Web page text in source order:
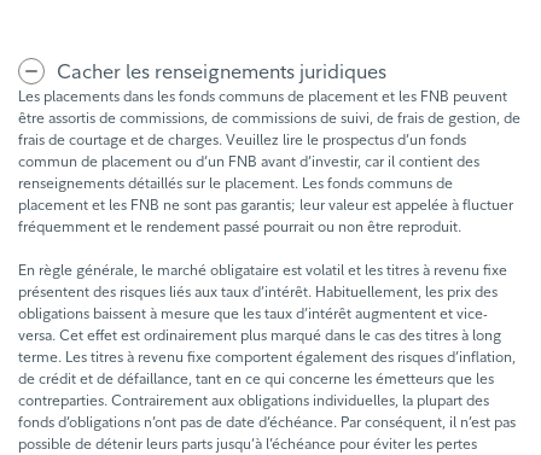
Cacher les renseignements juridiques
Les placements dans les fonds communs de placement et les FNB peuvent
être assortis de commissions, de commissions de suivi, de frais de gestion, de
frais de courtage et de charges. Veuillez lire le prospectus d’un fonds
commun de placement ou d’un FNB avant d’investir, car il contient des
renseignements détaillés sur le placement. Les fonds communs de
placement et les FNB ne sont pas garantis; leur valeur est appelée à fluctuer
fréquemment et le rendement passé pourrait ou non être reproduit.
En règle générale, le marché obligataire est volatil et les titres à revenu fixe
présentent des risques liés aux taux d’intérêt. Habituellement, les prix des
obligations baissent à mesure que les taux d’intérêt augmentent et vice-
versa. Cet effet est ordinairement plus marqué dans le cas des titres à long
terme. Les titres à revenu fixe comportent également des risques d’inflation,
de crédit et de défaillance, tant en ce qui concerne les émetteurs que les
contreparties. Contrairement aux obligations individuelles, la plupart des
fonds d’obligations n’ont pas de date d’échéance. Par conséquent, il n’est pas
possible de détenir leurs parts jusqu’à l’échéance pour éviter les pertes